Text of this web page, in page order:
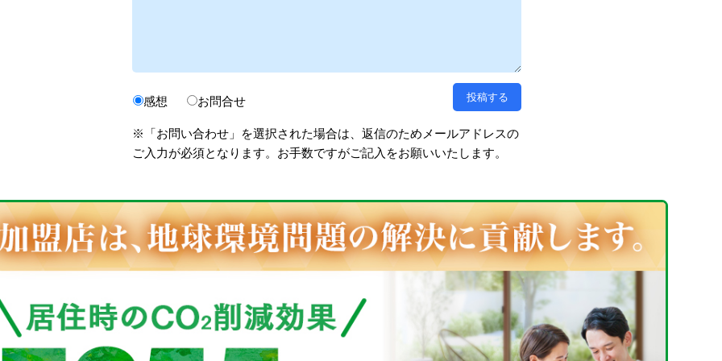
感想 お問合せ
※「お問い合わせ」を選択された場合は、返信のためメールアドレスの
ご入力が必須となります。お手数ですがご記入をお願いいたします。